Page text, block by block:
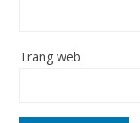
Trang web